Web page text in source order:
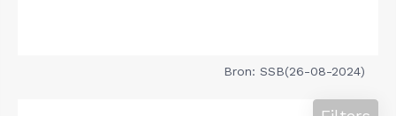
Bron: SSB(26-08-2024)